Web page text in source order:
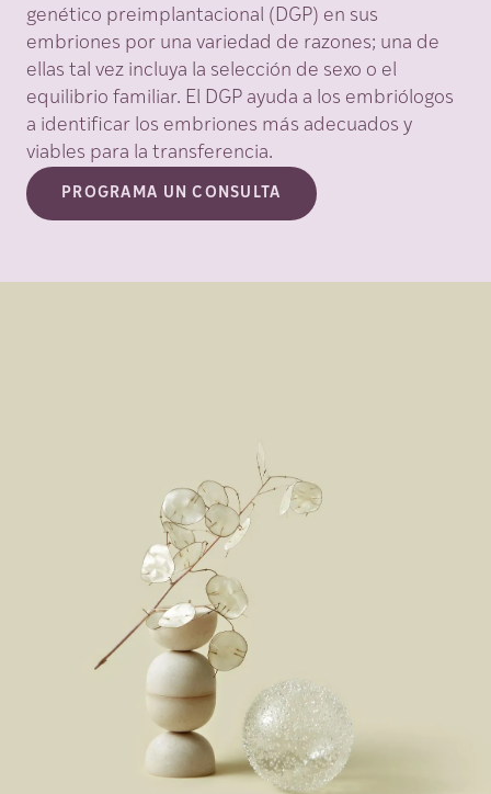
genético preimplantacional (DGP) en sus
embriones por una variedad de razones; una de
ellas tal vez incluya la selección de sexo o el
equilibrio familiar. El DGP ayuda a los embriólogos
a identificar los embriones más adecuados y
viables para la transferencia.
PROGRAMA UN CONSULTA